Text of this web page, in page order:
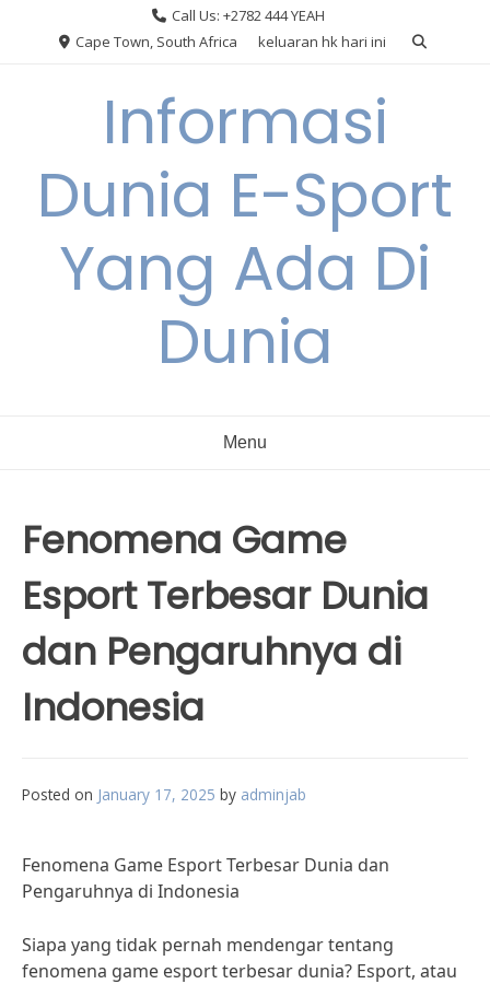
Call Us: +2782 444 YEAH
Cape Town, South Africa
keluaran hk hari ini
Informasi
Dunia E-Sport
Yang Ada Di
Dunia
Menu
Fenomena Game
Esport Terbesar Dunia
dan Pengaruhnya di
Indonesia
Posted on January 17, 2025 by adminjab
Fenomena Game Esport Terbesar Dunia dan
Pengaruhnya di Indonesia
Siapa yang tidak pernah mendengar tentang
fenomena game esport terbesar dunia? Esport, atau